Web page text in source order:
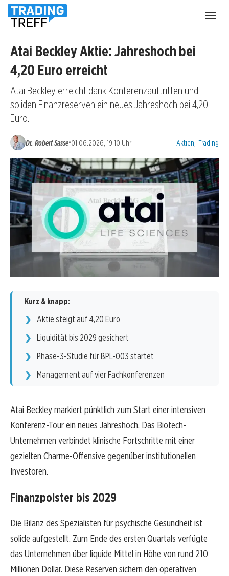
Atai Beckley Aktie: Jahreshoch bei
4,20 Euro erreicht
Atai Beckley erreicht dank Konferenzauftritten und
soliden Finanzreserven ein neues Jahreshoch bei 4,20
Euro.
Dr. Robert Sasse•01.06.2026, 19:10 Uhr Kategorien:
Aktien Trading
Kurz & knapp:
Aktie steigt auf 4,20 Euro
Liquidität bis 2029 gesichert
Phase-3-Studie für BPL-003 startet
Management auf vier Fachkonferenzen
Atai Beckley markiert pünktlich zum Start einer intensiven
Konferenz-Tour ein neues Jahreshoch. Das Biotech-
Unternehmen verbindet klinische Fortschritte mit einer
gezielten Charme-Offensive gegenüber institutionellen
Investoren.
Finanzpolster bis 2029
Die Bilanz des Spezialisten für psychische Gesundheit ist
solide aufgestellt. Zum Ende des ersten Quartals verfügte
das Unternehmen über liquide Mittel in Höhe von rund 210
Millionen Dollar. Diese Reserven sichern den operativen